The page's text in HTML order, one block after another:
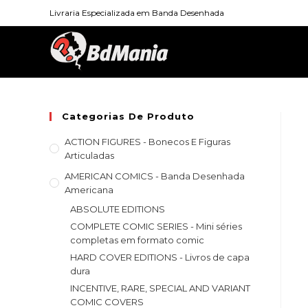
Livraria Especializada em Banda Desenhada
Categorias De Produto
ACTION FIGURES - Bonecos E Figuras
Articuladas
AMERICAN COMICS - Banda Desenhada
Americana
ABSOLUTE EDITIONS
COMPLETE COMIC SERIES - Mini séries
completas em formato comic
HARD COVER EDITIONS - Livros de capa
dura
INCENTIVE, RARE, SPECIAL AND VARIANT
COMIC COVERS